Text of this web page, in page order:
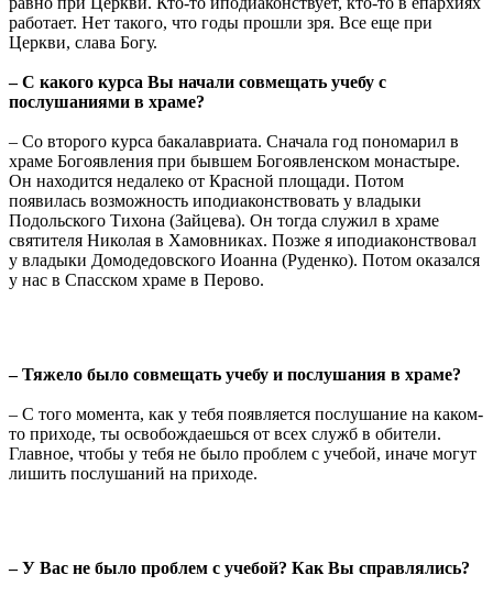
работает. Нет такого, что годы прошли зря. Все еще при
Церкви, слава Богу.
– С какого курса Вы начали совмещать учебу с
послушаниями в храме?
– Со второго курса бакалавриата. Сначала год пономарил в
храме Богоявления при бывшем Богоявленском монастыре.
Он находится недалеко от Красной площади. Потом
появилась возможность иподиаконствовать у владыки
Подольского Тихона (Зайцева). Он тогда служил в храме
святителя Николая в Хамовниках. Позже я иподиаконствовал
у владыки Домодедовского Иоанна (Руденко). Потом оказался
у нас в Спасском храме в Перово.
– Тяжело было совмещать учебу и послушания в храме?
– С того момента, как у тебя появляется послушание на каком-
то приходе, ты освобождаешься от всех служб в обители.
Главное, чтобы у тебя не было проблем с учебой, иначе могут
лишить послушаний на приходе.
– У Вас не было проблем с учебой? Как Вы справлялись?